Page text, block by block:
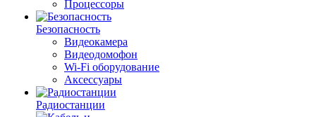
Процессоры
Безопасность
Видеокамера
Видеодомофон
Wi-Fi оборудование
Аксессуары
Радиостанции